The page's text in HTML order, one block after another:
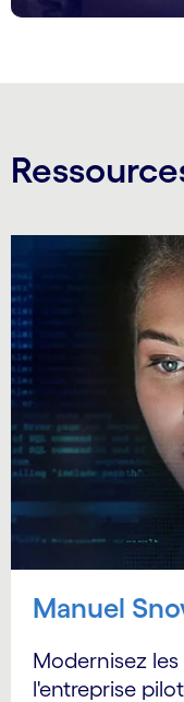
Manuel
Modernisez
l'entreprise